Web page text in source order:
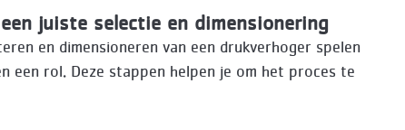
juiste selectie en dimensionering
en dimensioneren van een drukverhoger spelen
een rol. Deze stappen helpen je om het proces te